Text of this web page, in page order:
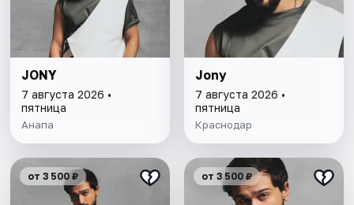
JONY
7 августа 2026 •
пятница
Анапа
Jony
7 августа 2026 •
пятница
Краснодар
от 3 500 ₽ от 3 500 ₽